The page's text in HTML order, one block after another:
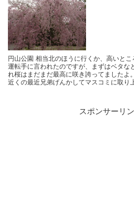
円山公園 相当北のほうに行くか、高いと
運転手に言われたのですが、まずはベタな
れ桜はまだまだ最高に咲き誇ってましたよ
近くの最近兄弟げんかしてマスコミに取り
スポンサーリ